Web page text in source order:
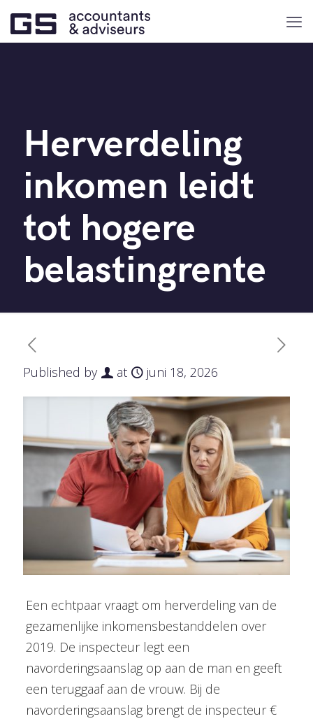
Herverdeling
inkomen leidt
tot hogere
belastingrente
Published by at juni 18, 2026
Een echtpaar vraagt om herverdeling van de
gezamenlijke inkomensbestanddelen over
2019. De inspecteur legt een
navorderingsaanslag op aan de man en geeft
een teruggaaf aan de vrouw. Bij de
navorderingsaanslag brengt de inspecteur €